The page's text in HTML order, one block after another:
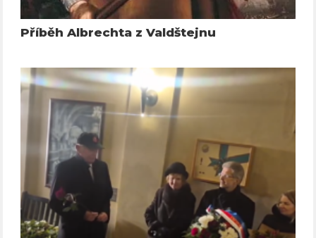
Příběh Albrechta z Valdštejnu